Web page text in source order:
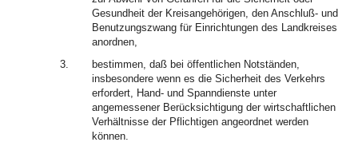
Gesundheit der Kreisangehörigen, den Anschluß- und
Benutzungszwang für Einrichtungen des Landkreises
anordnen,
3.
bestimmen, daß bei öffentlichen Notständen,
insbesondere wenn es die Sicherheit des Verkehrs
erfordert, Hand- und Spanndienste unter
angemessener Berücksichtigung der wirtschaftlichen
Verhältnisse der Pflichtigen angeordnet werden
können.